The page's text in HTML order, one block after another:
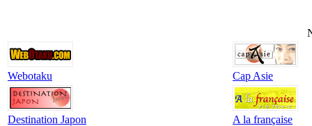
Webotaku Cap Asie
Destination Japon A la française